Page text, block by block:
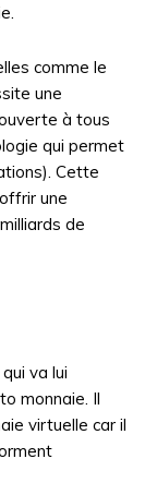
comme le
une
à tous
qui permet
Cette
une
de
va lui
monnaie. Il
virtuelle car il